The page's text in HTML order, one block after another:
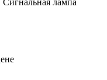
Сигнальная лампа